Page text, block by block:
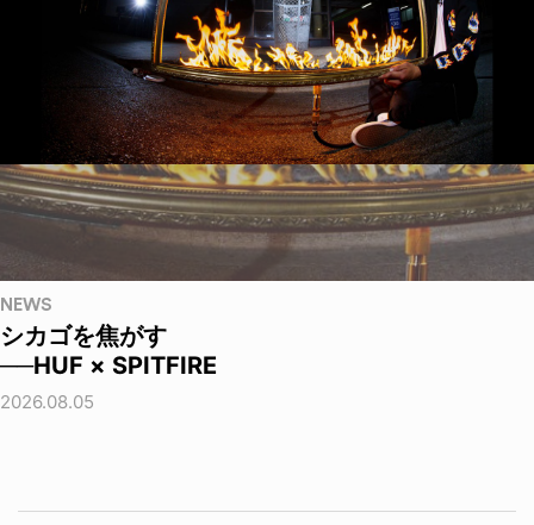
NEWS
シカゴを焦がす
──HUF × SPITFIRE
2026.08.05